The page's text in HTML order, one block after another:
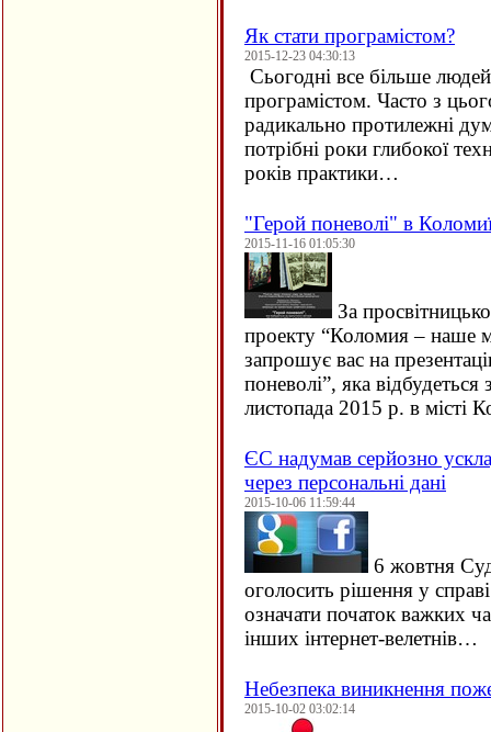
Як стати програмістом?
2015-12-23 04:30:13
Сьогодні все більше
програмістом. Часто з
радикально протилежні
потрібні роки глибокої
років практики…
"Герой поневолі" в
2015-11-16 01:05:30
За
проекту “Коломия – наше
запрошує вас на
поневолі”, яка відбудеться
листопада 2015 р. в місті
ЄC надумав серйозно
через персональні дані
2015-10-06 11:59:44
6 жовтня
оголосить рішення у
означати початок важких
інших інтернет-велетнів…
Небезпека виникнення
2015-10-02 03:02:14